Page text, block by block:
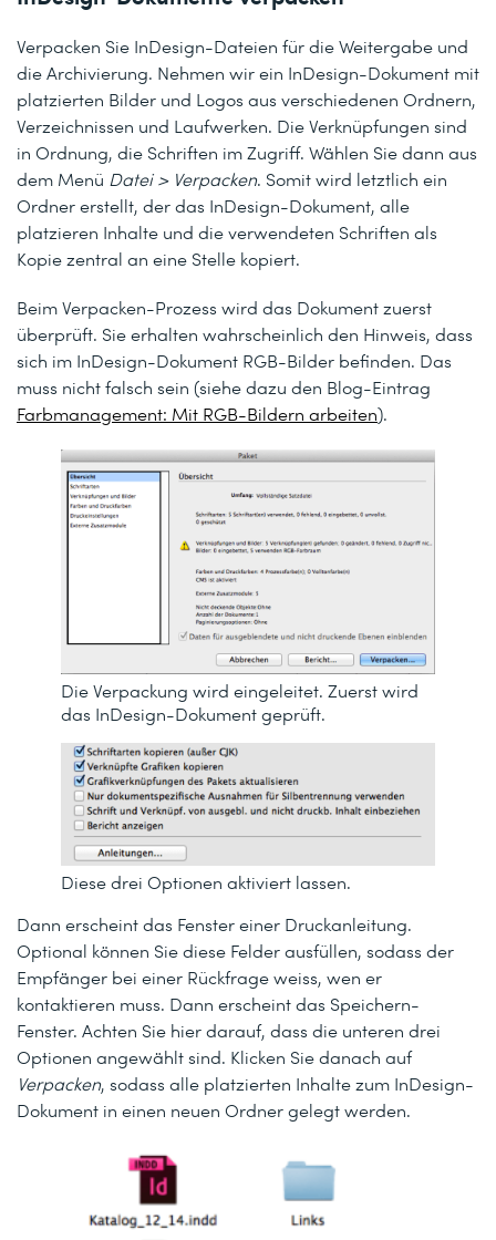
Verpacken Sie InDesign-Dateien für die Weitergabe und
die Archivierung. Nehmen wir ein InDesign-Dokument mit
platzierten Bilder und Logos aus verschiedenen Ordnern,
Verzeichnissen und Laufwerken. Die Verknüpfungen sind
in Ordnung, die Schriften im Zugriff. Wählen Sie dann aus
dem Menü Datei > Verpacken. Somit wird letztlich ein
Ordner erstellt, der das InDesign-Dokument, alle
platzieren Inhalte und die verwendeten Schriften als
Kopie zentral an eine Stelle kopiert.
BeimVerpacken-Prozess wird das Dokument zuerst
überprüft. Sie erhalten wahrscheinlich den Hinweis, dass
sich im InDesign-Dokument RGB-Bilder befinden. Das
muss nicht falsch sein (siehe dazu den Blog-Eintrag
Farbmanagement: Mit RGB-Bildern arbeiten).
Die Verpackung wird eingeleitet. Zuerst wird
das InDesign-Dokument geprüft.
Diese drei Optionen aktiviert lassen.
Dann erscheint das Fenster einer Druckanleitung.
Optional können Sie diese Felder ausfüllen, sodass der
Empfänger bei einer Rückfrage weiss, wen er
kontaktieren muss. Dann erscheint das Speichern-
Fenster. Achten Sie hier darauf, dass die unteren drei
Optionen angewählt sind. Klicken Sie danach auf
Verpacken, sodass alle platzierten Inhalte zum InDesign-
Dokument in einen neuen Ordner gelegt werden.